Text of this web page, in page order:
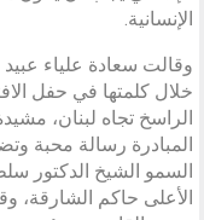
الإنسانية.
وقالت سعادة علياء
خلال كلمتها في حفل
الراسخ تجاه لبنان،
المبادرة رسالة محبة
السمو الشيخ الدكتور
الأعلى حاكم الشارقة،